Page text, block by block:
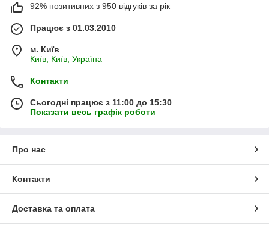
92% позитивних з 950 відгуків за рік
Працює з 01.03.2010
м. Київ
Київ, Київ, Україна
Контакти
Сьогодні працює з 11:00 до 15:30
Показати весь графік роботи
Про нас
Контакти
Доставка та оплата